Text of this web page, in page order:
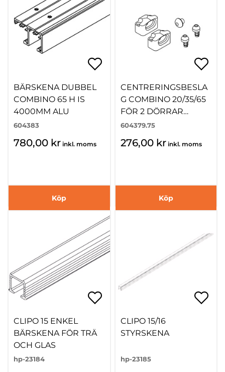
BÄRSKENA DUBBEL
COMBINO 65 H IS
4000MM ALU
604383
780,00 kr inkl. moms
Köp
CENTRERINGSBESLA
G COMBINO 20/35/65
FÖR 2 DÖRRAR
ANTRACITE
604379.75
276,00 kr inkl. moms
Köp
CLIPO 15 ENKEL
BÄRSKENA FÖR TRÄ
OCH GLAS
hp-23184
CLIPO 15/16
STYRSKENA
hp-23185